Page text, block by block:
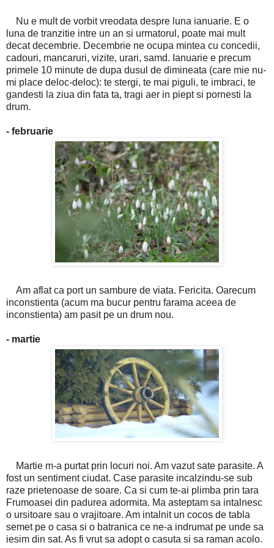
Nu e mult de vorbit vreodata despre luna ianuarie. E o
luna de tranzitie intre un an si urmatorul, poate mai mult
decat decembrie. Decembrie ne ocupa mintea cu concedii,
cadouri, mancaruri, vizite, urari, samd. Ianuarie e precum
primele 10 minute de dupa dusul de dimineata (care mie nu-
mi place deloc-deloc): te stergi, te mai piguli, te imbraci, te
gandesti la ziua din fata ta, tragi aer in piept si pornesti la
drum.
- februarie
Am aflat ca port un sambure de viata. Fericita. Oarecum
inconstienta (acum ma bucur pentru farama aceea de
inconstienta) am pasit pe un drum nou.
- martie
Martie m-a purtat prin locuri noi. Am vazut sate parasite. A
fost un sentiment ciudat. Case parasite incalzindu-se sub
raze prietenoase de soare. Ca si cum te-ai plimba prin tara
Frumoasei din padurea adormita. Ma asteptam sa intalnesc
o ursitoare sau o vrajitoare. Am intalnit un cocos de tabla
semet pe o casa si o batranica ce ne-a indrumat pe unde sa
iesim din sat. As fi vrut sa adopt o casuta si sa raman acolo.